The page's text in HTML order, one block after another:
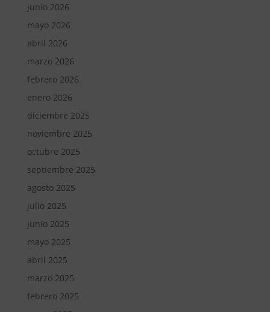
junio 2026
mayo 2026
abril 2026
marzo 2026
febrero 2026
enero 2026
diciembre 2025
noviembre 2025
octubre 2025
septiembre 2025
agosto 2025
julio 2025
junio 2025
mayo 2025
abril 2025
marzo 2025
febrero 2025